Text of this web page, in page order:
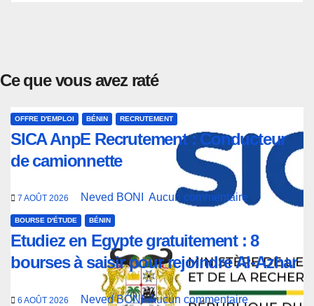
Ce que vous avez raté
OFFRE D'EMPLOI BÉNIN RECRUTEMENT
SICA AnpE Recrutement : Conducteur
de camionnette
7 AOÛT 2026 Neved BONI Aucun commentaire
BOURSE D'ÉTUDE BÉNIN
Etudiez en Egypte gratuitement : 8
bourses à saisir pour rejoindre Al-Azhar
6 AOÛT 2026 Neved BONIAucun commentaire